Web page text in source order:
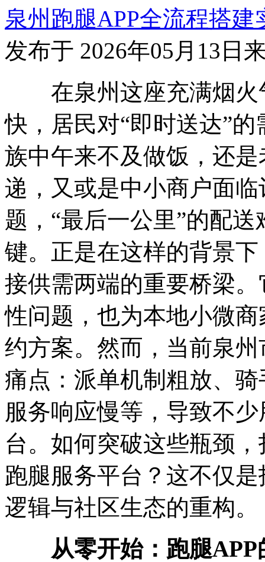
泉州跑腿APP全流程搭建
发布于 2026年05月13日
在泉州这座充满烟火
快，居民对“即时送达”
族中午来不及做饭，还
递，又或是中小商户面
题，“最后一公里”的配
键。正是在这样的背景下
接供需两端的重要桥梁
性问题，也为本地小微
约方案。然而，当前泉
痛点：派单机制粗放、
服务响应慢等，导致不
台。如何突破这些瓶颈
跑腿服务平台？这不仅
逻辑与社区生态的重构。
从零开始：跑腿